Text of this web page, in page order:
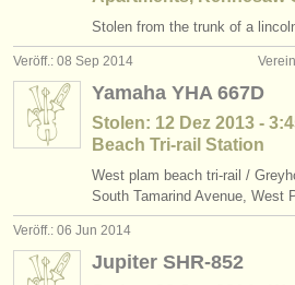
Stolen from the trunk of a
Veröff.: 08 Sep 2014
Yamaha YHA 667D
Stolen: 12 Dez 2013 -
Beach Tri-rail Station
West plam beach tri-rail /
South Tamarind Avenue, West
Veröff.: 06 Jun 2014
Jupiter SHR-852